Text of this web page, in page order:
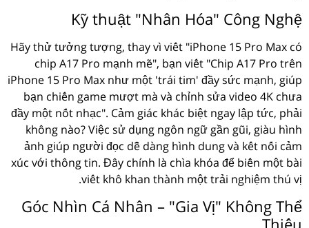
Kỹ thuật "Nhân Hóa" Công Nghệ
Hãy thử tưởng tượng, thay vì viết "iPhone 15 Pro Max có
chip A17 Pro mạnh mẽ", bạn viết "Chip A17 Pro trên
iPhone 15 Pro Max như một 'trái tim' đầy sức mạnh, giúp
bạn chiến game mượt mà và chỉnh sửa video 4K chưa
đầy một nốt nhạc". Cảm giác khác biệt ngay lập tức, phải
không nào? Việc sử dụng ngôn ngữ gần gũi, giàu hình
ảnh giúp người đọc dễ dàng hình dung và kết nối cảm
xúc với thông tin. Đây chính là chìa khóa để biến một bài
viết khô khan thành một trải nghiệm thú vị.
Góc Nhìn Cá Nhân – "Gia Vị" Không Thể